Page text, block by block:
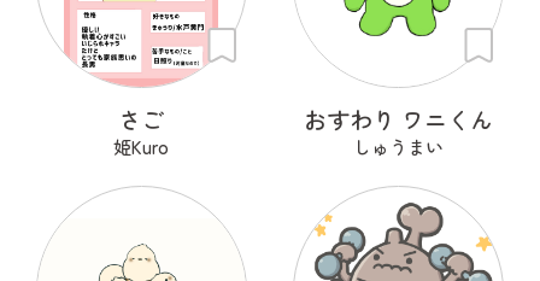
さご
姫Kuro
おすわり ワニくん
しゅうまい